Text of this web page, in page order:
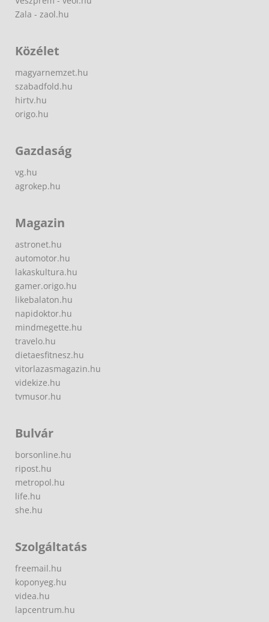
Zala - zaol.hu
Közélet
magyarnemzet.hu
szabadfold.hu
hirtv.hu
origo.hu
Gazdaság
vg.hu
agrokep.hu
Magazin
astronet.hu
automotor.hu
lakaskultura.hu
gamer.origo.hu
likebalaton.hu
napidoktor.hu
mindmegette.hu
travelo.hu
dietaesfitnesz.hu
vitorlazasmagazin.hu
videkize.hu
tvmusor.hu
Bulvár
borsonline.hu
ripost.hu
metropol.hu
life.hu
she.hu
Szolgáltatás
freemail.hu
koponyeg.hu
videa.hu
lapcentrum.hu